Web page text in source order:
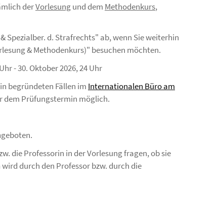
derVorlesungund dem Methodenkurs,
Spezialber. d. Strafrechts" ab, wenn Sie weiterhin
& Methodenkurs)" besuchen möchten.
- 30. Oktober 2026, 24 Uhr
begründeten Fällen im Internationalen Büro am
dem Prüfungstermin möglich.
die Professorin in der Vorlesung fragen, ob sie
durch den Professor bzw. durch die